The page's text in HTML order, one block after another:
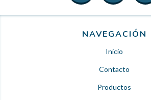
NAVEGACIÓN
Inicio
Contacto
Productos